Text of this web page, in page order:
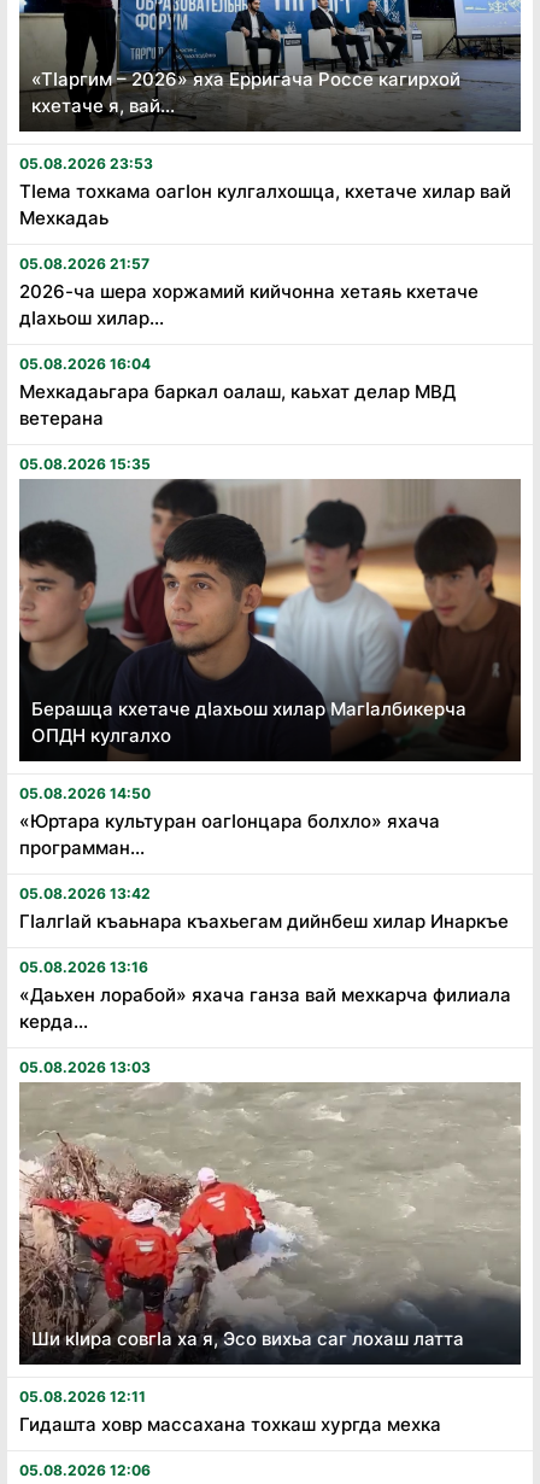
«Тӏаргим – 2026» яха Ерригача Россе кагирхой
кхетаче я, вай...
05.08.2026 23:53
Тӏема тохкама оагӏон кулгалхошца, кхетаче хилар вай
Мехкадаь
05.08.2026 21:57
2026-ча шера хоржамий кийчонна хетаяь кхетаче
дӏахьош хилар...
05.08.2026 16:04
Мехкадаьгара баркал оалаш, каьхат делар МВД
ветерана
05.08.2026 15:35
Берашца кхетаче дӏахьош хилар Магӏалбикерча
ОПДН кулгалхо
05.08.2026 14:50
«Юртара культуран оагӏонцара болхло» яхача
программан...
05.08.2026 13:42
Гӏалгӏай къаьнара къахьегам дийнбеш хилар Инаркъе
05.08.2026 13:16
«Даьхен лорабой» яхача ганза вай мехкарча филиала
керда...
05.08.2026 13:03
Ши кӏира совгӏа ха я, Эсо вихьа саг лохаш латта
05.08.2026 12:11
Гидашта ховр массахана тохкаш хургда мехка
05.08.2026 12:06